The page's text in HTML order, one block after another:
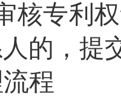
核专利
的，提
程